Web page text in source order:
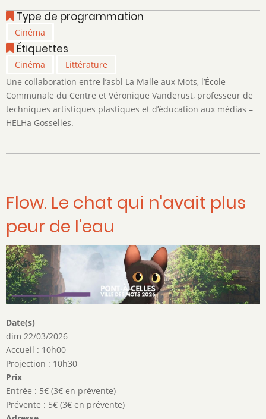
Stop
Motion
Type de programmation
Cinéma
Étiquettes
Cinéma
Littérature
Une collaboration entre l’asbl La Malle aux Mots, l’École
Communale du Centre et Véronique Vanderust, professeur de
techniques artistiques plastiques et d’éducation aux médias –
HELHa Gosselies.
Flow. Le chat qui n'avait plus
peur de l'eau
Date(s)
dim 22/03/2026
Accueil : 10h00
Projection : 10h30
Prix
Entrée : 5€ (3€ en prévente)
Prévente : 5€ (3€ en prévente)